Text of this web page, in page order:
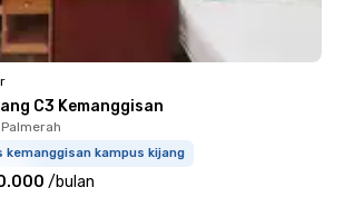
C3 Kemanggisan
kemanggisan kampus kijang
/bulan